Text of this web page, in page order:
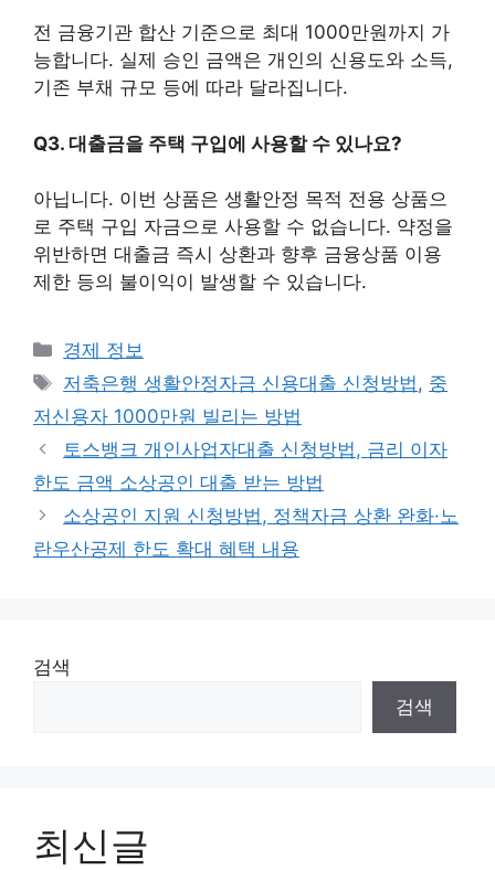
전 금융기관 합산 기준으로 최대 1000만원까지 가
능합니다. 실제 승인 금액은 개인의 신용도와 소득,
기존 부채 규모 등에 따라 달라집니다.
Q3. 대출금을 주택 구입에 사용할 수 있나요?
아닙니다. 이번 상품은 생활안정 목적 전용 상품으
로 주택 구입 자금으로 사용할 수 없습니다. 약정을
위반하면 대출금 즉시 상환과 향후 금융상품 이용
제한 등의 불이익이 발생할 수 있습니다.
카
테
리
경제 정보
태
그
저축은행 생활안정자금 신용대출 신청방법, 중
저신용자 1000만원 빌리는 방법
토스뱅크 개인사업자대출 신청방법, 금리 이자
한도 금액 소상공인 대출 받는 방법
소상공인 지원 신청방법, 정책자금 상환 완화·노
란우산공제 한도 확대 혜택 내용
검색
검색
최신글